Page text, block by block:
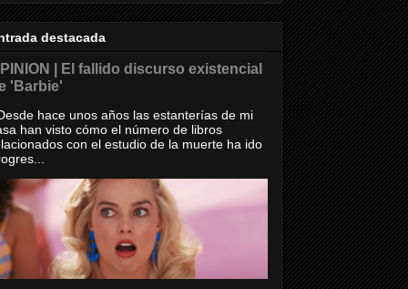
destacada
| El fallido discurso existencial
'Barbie'
hace unos años las estanterías de mi
han visto cómo el número de libros
con el estudio de la muerte ha ido